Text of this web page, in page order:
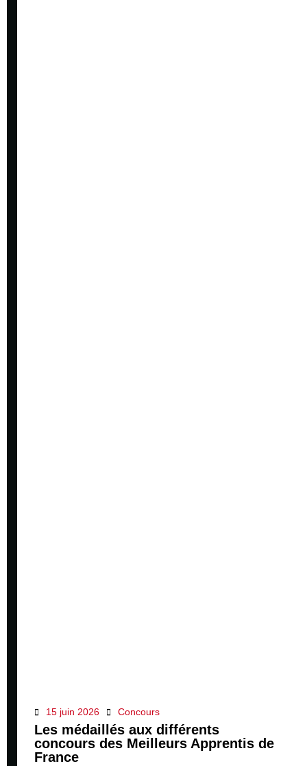
15 juin 2026 Concours
Les médaillés aux différents
concours des Meilleurs Apprentis de
France